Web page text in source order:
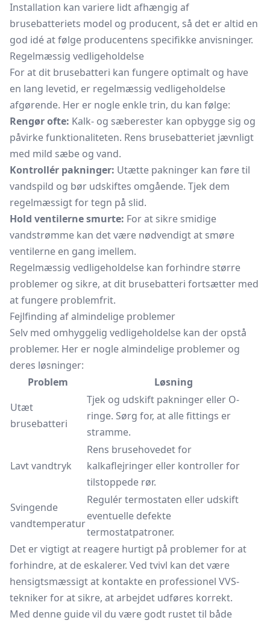
Installation kan variere lidt afhængig af
brusebatteriets model og producent, så det er altid en
god idé at følge producentens specifikke anvisninger.
Regelmæssig vedligeholdelse
For at dit brusebatteri kan fungere optimalt og have
en lang levetid, er regelmæssig vedligeholdelse
afgørende. Her er nogle enkle trin, du kan følge:
Rengør ofte: Kalk- og sæberester kan opbygge sig og
påvirke funktionaliteten. Rens brusebatteriet jævnligt
med mild sæbe og vand.
Kontrollér pakninger: Utætte pakninger kan føre til
vandspild og bør udskiftes omgående. Tjek dem
regelmæssigt for tegn på slid.
Hold ventilerne smurte: For at sikre smidige
vandstrømme kan det være nødvendigt at smøre
ventilerne en gang imellem.
Regelmæssig vedligeholdelse kan forhindre større
problemer og sikre, at dit brusebatteri fortsætter med
at fungere problemfrit.
Fejlfinding af almindelige problemer
Selv med omhyggelig vedligeholdelse kan der opstå
problemer. Her er nogle almindelige problemer og
deres løsninger:
Problem
Løsning
Utæt
brusebatteri
Tjek og udskift pakninger eller O-
ringe. Sørg for, at alle fittings er
stramme.
Lavt vandtryk
Rens brusehovedet for
kalkaflejringer eller kontroller for
tilstoppede rør.
Svingende
vandtemperatur
Regulér termostaten eller udskift
eventuelle defekte
termostatpatroner.
Det er vigtigt at reagere hurtigt på problemer for at
forhindre, at de eskalerer. Ved tvivl kan det være
hensigtsmæssigt at kontakte en professionel VVS-
tekniker for at sikre, at arbejdet udføres korrekt.
Med denne guide vil du være godt rustet til både